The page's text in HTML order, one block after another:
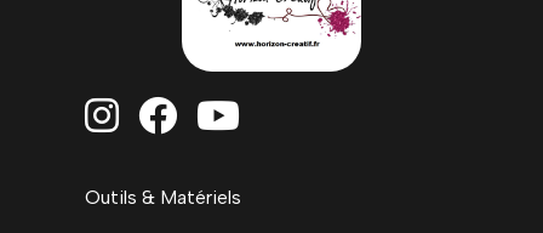
  
Outils & Matériels